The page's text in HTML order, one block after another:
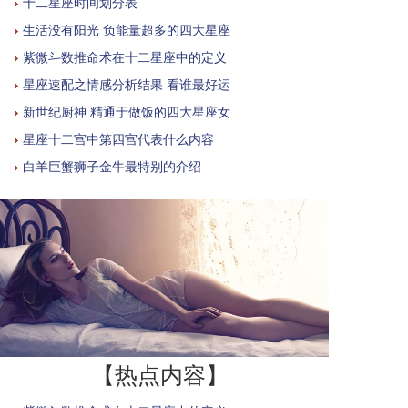
生活没有阳光 负能量超多的四大星座
紫微斗数推命术在十二星座中的定义
星座速配之情感分析结果 看谁最好运
新世纪厨神 精通于做饭的四大星座女
星座十二宫中第四宫代表什么内容
白羊巨蟹狮子金牛最特别的介绍
【热点内容】